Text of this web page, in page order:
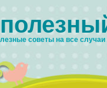
советы на все